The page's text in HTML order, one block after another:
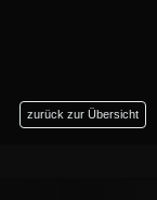
zurück zur Übersicht